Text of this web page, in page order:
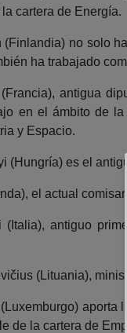
cartera de Energía.
(Finlandia) no solo
ha trabajado
antigua
en el ámbito de
y Espacio.
(Hungría) es el
el actual
(Italia), antiguo
(Lituania),
aporta
de la cartera de